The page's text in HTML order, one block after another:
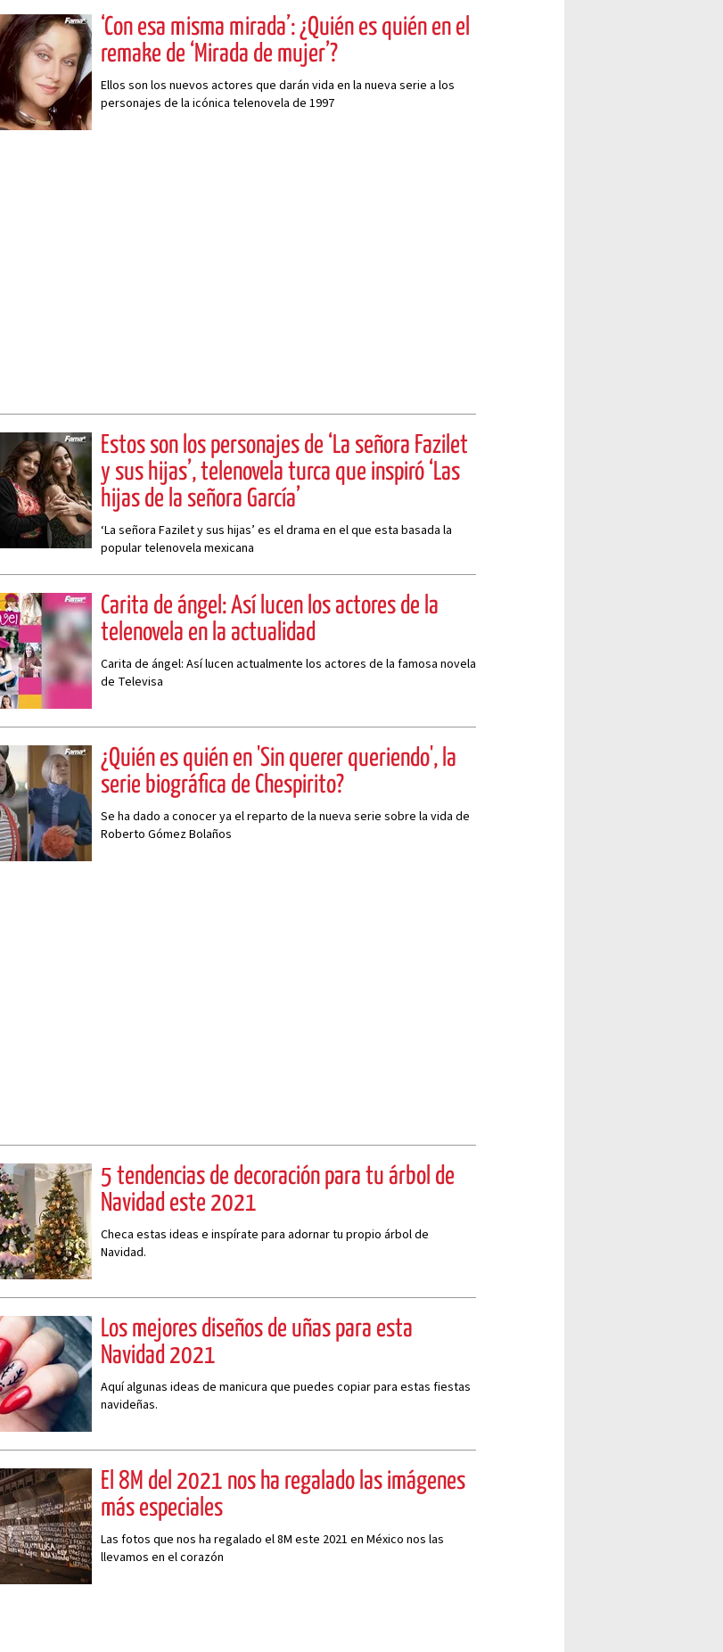
‘Con esa misma mirada’: ¿Quién es quién en el
remake de ‘Mirada de mujer’?
Ellos son los nuevos actores que darán vida en la nueva serie a los
personajes de la icónica telenovela de 1997
Estos son los personajes de ‘La señora Fazilet
y sus hijas’, telenovela turca que inspiró ‘Las
hijas de la señora García’
‘La señora Fazilet y sus hijas’ es el drama en el que esta basada la
popular telenovela mexicana
Carita de ángel: Así lucen los actores de la
telenovela en la actualidad
Carita de ángel: Así lucen actualmente los actores de la famosa novela
de Televisa
¿Quién es quién en 'Sin querer queriendo', la
serie biográfica de Chespirito?
Se ha dado a conocer ya el reparto de la nueva serie sobre la vida de
Roberto Gómez Bolaños
5 tendencias de decoración para tu árbol de
Navidad este 2021
Checa estas ideas e inspírate para adornar tu propio árbol de
Navidad.
Los mejores diseños de uñas para esta
Navidad 2021
Aquí algunas ideas de manicura que puedes copiar para estas fiestas
navideñas.
El 8M del 2021 nos ha regalado las imágenes
más especiales
Las fotos que nos ha regalado el 8M este 2021 en México nos las
llevamos en el corazón